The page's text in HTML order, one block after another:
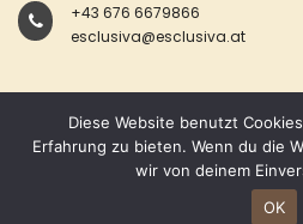
+43 676 6679866
esclusiva@esclusiva.at
COPYRIGHT ©
Diese Website benutzt
Erfahrung zu bieten. Wenn du die
wir von deinem
OK